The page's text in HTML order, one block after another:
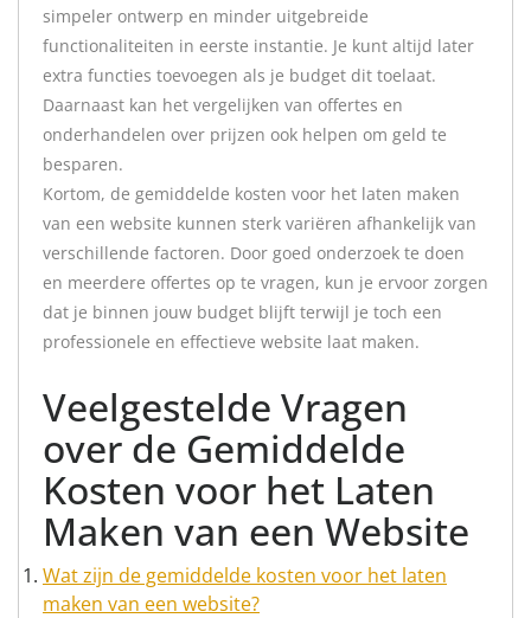
simpeler ontwerp en minder uitgebreide
functionaliteiten in eerste instantie. Je kunt altijd later
extra functies toevoegen als je budget dit toelaat.
Daarnaast kan het vergelijken van offertes en
onderhandelen over prijzen ook helpen om geld te
besparen.
Kortom, de gemiddelde kosten voor het laten maken
van een website kunnen sterk variëren afhankelijk van
verschillende factoren. Door goed onderzoek te doen
en meerdere offertes op te vragen, kun je ervoor zorgen
dat je binnen jouw budget blijft terwijl je toch een
professionele en effectieve website laat maken.
Veelgestelde Vragen
over de Gemiddelde
Kosten voor het Laten
Maken van een Website
Wat zijn de gemiddelde kosten voor het laten
maken van een website?